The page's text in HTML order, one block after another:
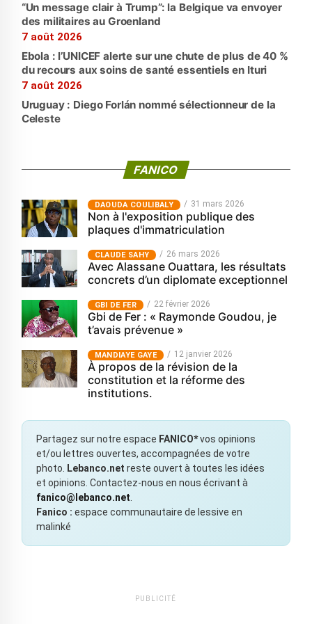
“Un message clair à Trump”: la Belgique va envoyer
des militaires au Groenland
7 août 2026
Ebola : l’UNICEF alerte sur une chute de plus de 40 %
du recours aux soins de santé essentiels en Ituri
7 août 2026
Uruguay : Diego Forlán nommé sélectionneur de la
Celeste
FANICO
‎DAOUDA COULIBALY 31 mars 2026
Non à l'exposition publique des
plaques d'immatriculation
CLAUDE SAHY 26 mars 2026
Avec Alassane Ouattara, les résultats
concrets d’un diplomate exceptionnel
GBI DE FER 22 février 2026
Gbi de Fer : « Raymonde Goudou, je
t’avais prévenue »
MANDIAYE GAYE 12 janvier 2026
À propos de la révision de la
constitution et la réforme des
institutions.
Partagez sur notre espace FANICO*vos opinions
et/ou lettres ouvertes, accompagnées de votre
photo.
Lebanco.net reste ouvert à toutes les idées
et opinions. Contactez-nous en nous écrivant à
fanico@lebanco.net
Fanico : espace communautaire de lessive en
malinké
PUBLICITÉ